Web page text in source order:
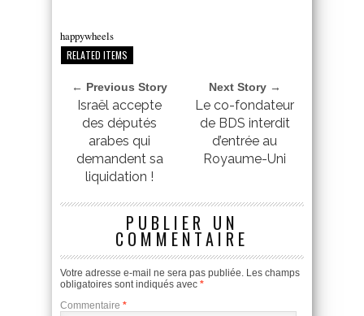
happywheels
RELATED ITEMS
← Previous Story
Israël accepte
des députés
arabes qui
demandent sa
liquidation !
Next Story →
Le co-fondateur
de BDS interdit
d’entrée au
Royaume-Uni
PUBLIER UN
COMMENTAIRE
Votre adresse e-mail ne sera pas publiée. Les champs
obligatoires sont indiqués avec *
Commentaire *